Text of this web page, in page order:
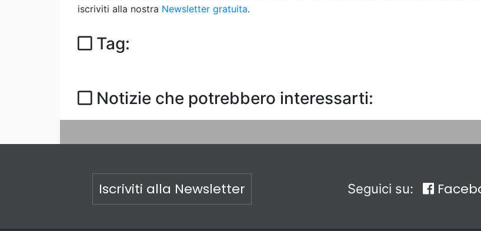
iscriviti alla nostra Newsletter gratuita.
Tag:
Notizie che potrebbero interessarti:
Iscriviti alla Newsletter Seguici su: